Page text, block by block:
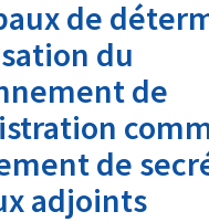
de
du
de
de
adjoints